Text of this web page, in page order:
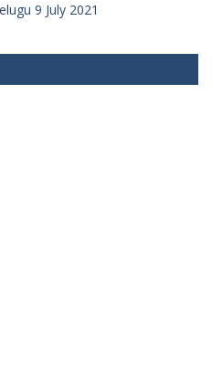
9 July 2021